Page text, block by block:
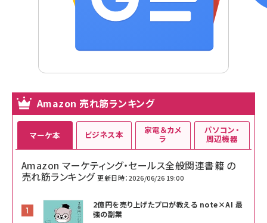
Amazon 売れ筋ランキング
マーケ本
Amazon マーケティング・セールス全般関連書籍 の
売れ筋ランキング 更新日時：2026/06/26 19:00
2億円を売り上げたプロが教える note×AI 最
強の副業
ビジネス本 家電＆カメ
ラ
パソコン・
周辺機器